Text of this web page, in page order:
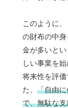
このように
の財布の中
金が多いと
しい事業を
将来性を評
た、 「自由
で、無駄な